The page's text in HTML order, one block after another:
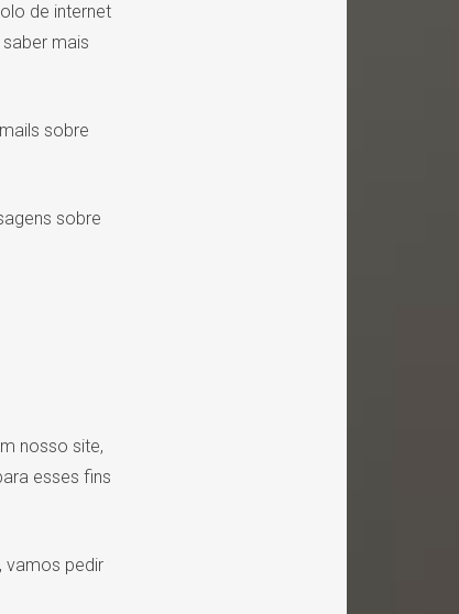
de internet
mais
sobre
sobre
nosso site,
esses fins
vamos pedir